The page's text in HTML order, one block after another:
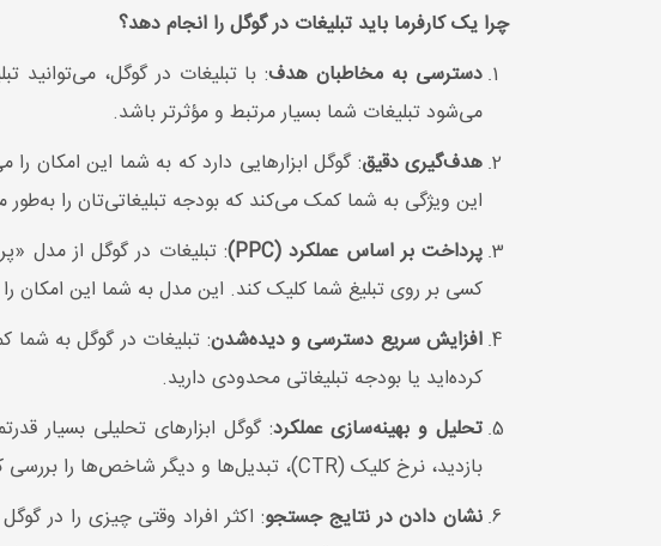
چرا یک کارفرما باید تبلیغات در گوگل را انجام دهد؟
دسترسی به مخاطبان هدف: با تبلیغات در گوگل،
می‌شود تبلیغات شما بسیار مرتبط و مؤثرتر باشد.
هدف‌گیری دقیق: گوگل ابزارهایی دارد که به شما این امکان
این ویژگی به شما کمک می‌کند که بودجه تبلیغاتی‌تان را به‌طور
پرداخت بر اساس عملکرد (PPC)
کسی بر روی تبلیغ شما کلیک کند. این مدل به شما این امکان
افزایش سریع دسترسی و دیده‌شدن: تبلیغات در گوگل به
کرده‌اید یا بودجه تبلیغاتی محدودی دارید.
تحلیل و بهینه‌سازی عملکرد: گوگل ابزارهای تحلیلی بسیار
بازدید، نرخ کلیک (CTR)، تبدیل‌ها و دیگر شاخص‌ها را بررسی کرده و کمپین‌های خود را بهینه‌سازی کنید.
نشان دادن در نتایج جستجو: اکثر افراد وقتی چیزی را در